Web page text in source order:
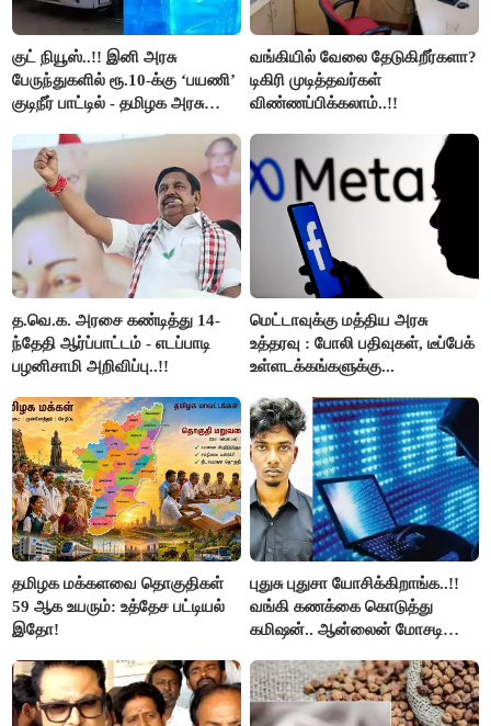
குட் நியூஸ்..!! இனி அரசு
பேருந்துகளில் ரூ.10-க்கு ‘பயணி’
குடிநீர் பாட்டில் - தமிழக அரசு
வங்கியில் வேலை தேடுகிறீர்களா?
டிகிரி முடித்தவர்கள்
விண்ணப்பிக்கலாம்..!!
த.வெ.க. அரசை கண்டித்து 14-
ந்தேதி ஆர்ப்பாட்டம் - எடப்பாடி
பழனிசாமி அறிவிப்பு..!!
மெட்டாவுக்கு மத்திய அரசு
உத்தரவு : போலி பதிவுகள், டீப்பேக்
உள்ளடக்கங்களுக்கு...
தமிழக மக்களவை தொகுதிகள்
59 ஆக உயரும்: உத்தேச பட்டியல்
இதோ!
புதுசு புதுசா யோசிக்கிறாங்க..!!
வங்கி கணக்கை கொடுத்து
கமிஷன்.. ஆன்லைன் மோசடி
கைது..!!